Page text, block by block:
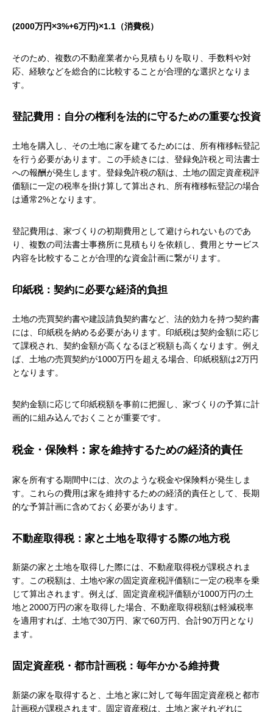
(2000万円×3%+6万円)×1.1（消費税）
そのため、複数の不動産業者から見積もりを取り、手数料や対
応、経験などを総合的に比較することが合理的な選択となりま
す。
登記費用：自分の権利を法的に守るための重要な投資
土地を購入し、その土地に家を建てるためには、所有権移転登記
を行う必要があります。この手続きには、登録免許税と司法書士
への報酬が発生します。登録免許税の額は、土地の固定資産税評
価額に一定の税率を掛け算して算出され、所有権移転登記の場合
は通常2%となります。
登記費用は、家づくりの初期費用として避けられないものであ
り、複数の司法書士事務所に見積もりを依頼し、費用とサービス
内容を比較することが合理的な資金計画に繋がります。
印紙税：契約に必要な経済的負担
土地の売買契約書や建設請負契約書など、法的効力を持つ契約書
には、印紙税を納める必要があります。印紙税は契約金額に応じ
て課税され、契約金額が高くなるほど税額も高くなります。例え
ば、土地の売買契約が1000万円を超える場合、印紙税額は2万円
となります。
契約金額に応じて印紙税額を事前に把握し、家づくりの予算に計
画的に組み込んでおくことが重要です。
税金・保険料：家を維持するための経済的責任
家を所有する期間中には、次のような税金や保険料が発生しま
す。これらの費用は家を維持するための経済的責任として、長期
的な予算計画に含めておく必要があります。
不動産取得税：家と土地を取得する際の地方税
新築の家と土地を取得した際には、不動産取得税が課税されま
す。この税額は、土地や家の固定資産税評価額に一定の税率を乗
じて算出されます。例えば、固定資産税評価額が1000万円の土
地と2000万円の家を取得した場合、不動産取得税額は軽減税率
を適用すれば、土地で30万円、家で60万円、合計90万円となり
ます。
固定資産税・都市計画税：毎年かかる維持費
新築の家を取得すると、土地と家に対して毎年固定資産税と都市
計画税が課税されます。固定資産税は、土地と家それぞれに